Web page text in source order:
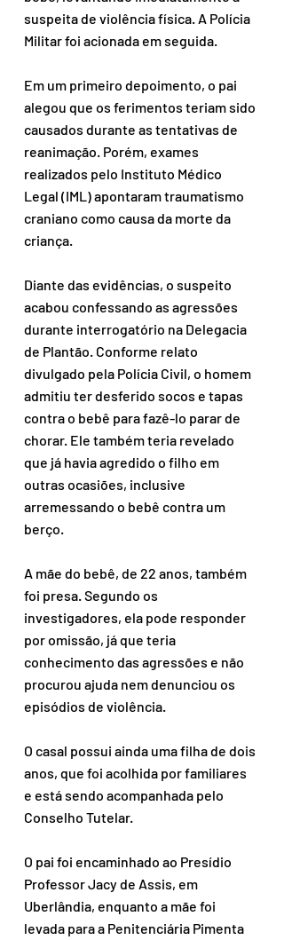
suspeita de violência física. A Polícia
Militar foi acionada em seguida.
Em um primeiro depoimento, o pai
alegou que os ferimentos teriam sido
causados durante as tentativas de
reanimação. Porém, exames
realizados pelo Instituto Médico
Legal (IML) apontaram traumatismo
craniano como causa da morte da
criança.
Diante das evidências, o suspeito
acabou confessando as agressões
durante interrogatório na Delegacia
de Plantão. Conforme relato
divulgado pela Polícia Civil, o homem
admitiu ter desferido socos e tapas
contra o bebê para fazê-lo parar de
chorar. Ele também teria revelado
que já havia agredido o filho em
outras ocasiões, inclusive
arremessando o bebê contra um
berço.
A mãe do bebê, de 22 anos, também
foi presa. Segundo os
investigadores, ela pode responder
por omissão, já que teria
conhecimento das agressões e não
procurou ajuda nem denunciou os
episódios de violência.
O casal possui ainda uma filha de dois
anos, que foi acolhida por familiares
e está sendo acompanhada pelo
Conselho Tutelar.
O pai foi encaminhado ao Presídio
Professor Jacy de Assis, em
Uberlândia, enquanto a mãe foi
levada para a Penitenciária Pimenta